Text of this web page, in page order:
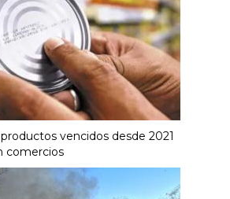
vencidos desde 2021
comercios